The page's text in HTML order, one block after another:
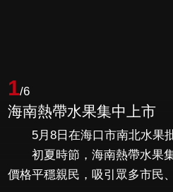
1/6
海南熱帶水果集中上市
5月8日在海口市南北水果批
初夏時節，海南熱帶水果集
價格平穩親民，吸引眾多市民